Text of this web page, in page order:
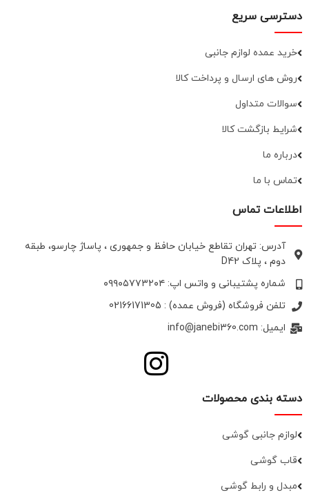
دسترسی سریع
خرید عمده لوازم جانبی
روش های ارسال و پرداخت کالا
سوالات متداول
شرایط بازگشت کالا
درباره ما
تماس با ما
اطلاعات تماس
آدرس: تهران تقاطع خیابان حافظ و جمهوری ، پاساژ چارسو، طبقه
دوم ، پلاک D42
شماره پشتیبانی و واتس اپ: ۰۹۹۰۵۷۷۳۲۰۴
تلفن فروشگاه (فروش عمده) : 02166171305
ایمیل: info@janebi360.com
دسته بندی محصولات
لوازم جانبی گوشی
قاب گوشی
مبدل و رابط گوشی